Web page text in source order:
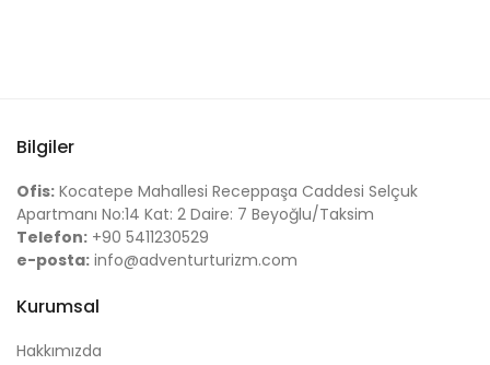
Bilgiler
Ofis: Kocatepe Mahallesi Receppaşa Caddesi Selçuk
Apartmanı No:14 Kat: 2 Daire: 7 Beyoğlu/Taksim
Telefon: +90 5411230529
e-posta: info@adventurturizm.com
Kurumsal
Hakkımızda